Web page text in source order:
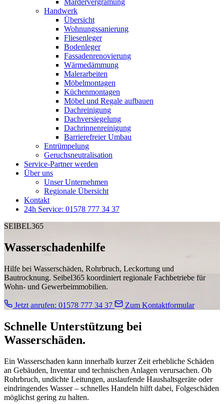
Mardervergrämung
Handwerk
Übersicht
Wohnungssanierung
Fliesenleger
Bodenleger
Fassadenrenovierung
Wärmedämmung
Malerarbeiten
Möbelmontagen
Küchenmontagen
Möbel und Regale aufbauen
Dachreinigung
Dachversiegelung
Dachrinnenreinigung
Barrierefreier Umbau
Entrümpelung
Geruchsneutralisation
Service-Partner werden
Über uns
Unser Unternehmen
Regionale Übersicht
Kontakt
24h Service: 01578 777 34 37
SEIBEL365
Wasserschadenhilfe
Hilfe bei Wasserschäden, Rohrbruch, Leckortung und
Bautrocknung. Seibel365 koordiniert regionale Fachbetriebe für
Wohn- und Gewerbeimmobilien.
Jetzt anrufen: 01578 777 34 37 Zum Kontaktformular
Schnelle Unterstützung bei
Wasserschäden.
Ein Wasserschaden kann innerhalb kurzer Zeit erhebliche Schäden
an Gebäuden, Inventar und technischen Anlagen verursachen. Ob
Rohrbruch, undichte Leitungen, auslaufende Haushaltsgeräte oder
eindringendes Wasser – schnelles Handeln hilft dabei, Folgeschäden
möglichst gering zu halten.